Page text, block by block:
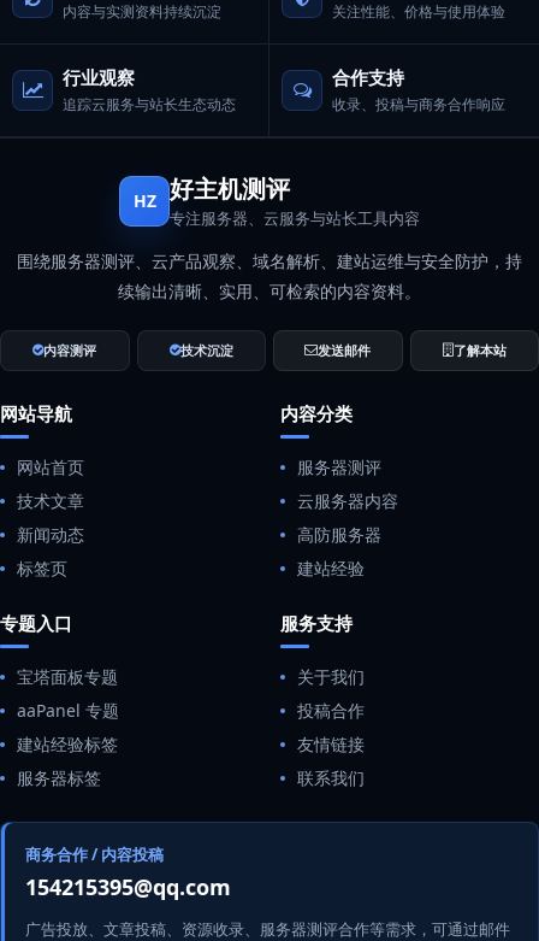
内容与实测资料持续沉淀 关注性能、价格与使用体验
行业观察
追踪云服务与站长生态动态
合作支持
收录、投稿与商务合作响应
HZ 好主机测评
专注服务器、云服务与站长工具内容
围绕服务器测评、云产品观察、域名解析、建站运维与安全防护，持
续输出清晰、实用、可检索的内容资料。
内容测评 技术沉淀 发送邮件 了解本站
网站导航
网站首页
技术文章
新闻动态
标签页
内容分类
服务器测评
云服务器内容
高防服务器
建站经验
专题入口
宝塔面板专题
aaPanel 专题
建站经验标签
服务器标签
服务支持
关于我们
投稿合作
友情链接
联系我们
商务合作 / 内容投稿
154215395@qq.com
广告投放、文章投稿、资源收录、服务器测评合作等需求，可通过邮件